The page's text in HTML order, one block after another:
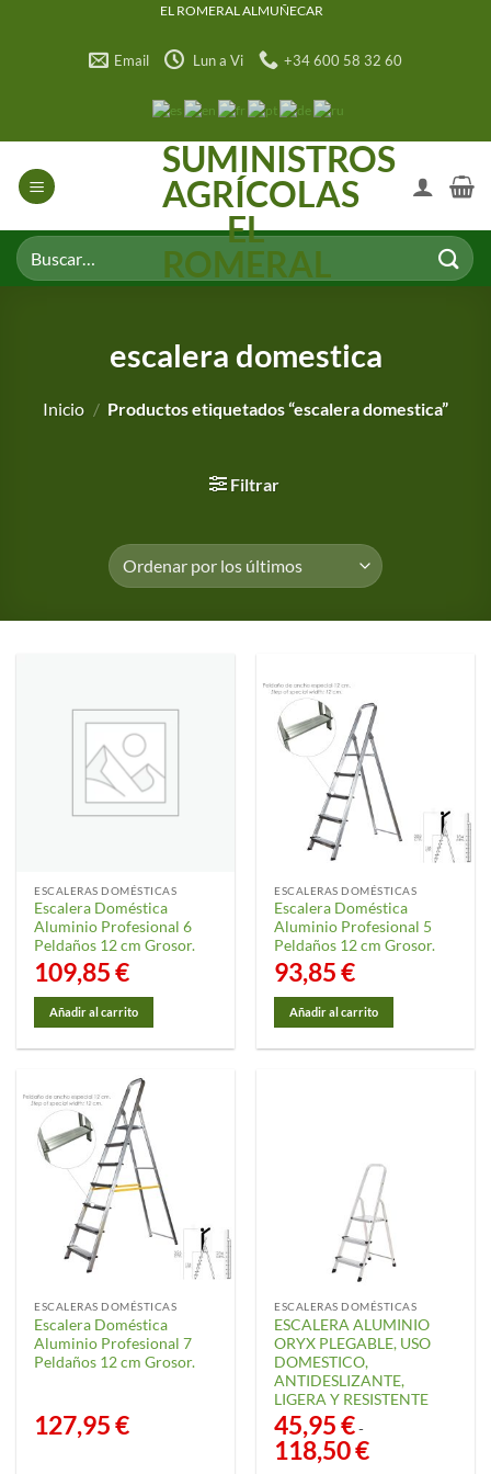
EL ROMERAL ALMUÑECAR
Email Lun a Vi +34 600 58 32 60
SUMINISTROS
AGRÍCOLAS
EL
ROMERAL
Buscar
por:
escalera domestica
Inicio / Productos etiquetados “escalera domestica”
Filtrar
ESCALERAS DOMÉSTICAS
Escalera Doméstica
Aluminio Profesional 6
Peldaños 12 cm Grosor.
109,85€
Añadir al carrito
ESCALERAS DOMÉSTICAS
Escalera Doméstica
Aluminio Profesional 5
Peldaños 12 cm Grosor.
93,85€
Añadir al carrito
ESCALERAS DOMÉSTICAS
Escalera Doméstica
Aluminio Profesional 7
Peldaños 12 cm Grosor.
127,95€
ESCALERAS DOMÉSTICAS
ESCALERA ALUMINIO
ORYX PLEGABLE, USO
DOMESTICO,
ANTIDESLIZANTE,
LIGERA Y RESISTENTE
45,95€-
118,50€Rango
de